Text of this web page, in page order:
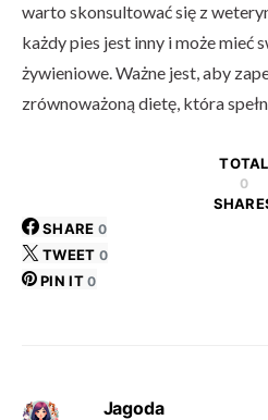
warto skonsultować się z
każdy pies jest inny i może mieć
żywieniowe. Ważne jest, aby
zrównoważoną dietę, która
TOTAL
0
SHARE 0
TWEET 0
PIN IT 0
Jagoda